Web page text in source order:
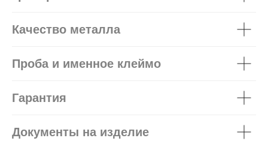
Качество металла
Проба и именное клеймо
Гарантия
Документы на изделие